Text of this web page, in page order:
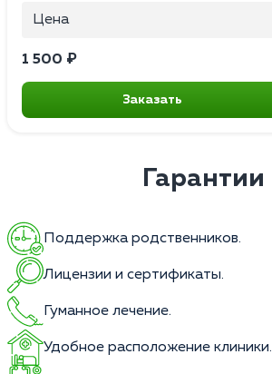
Цена
1 500 ₽
Заказать
Гарантии
Поддержка родственников.
Лицензии и сертификаты.
Гуманное лечение.
Удобное расположение клиники.